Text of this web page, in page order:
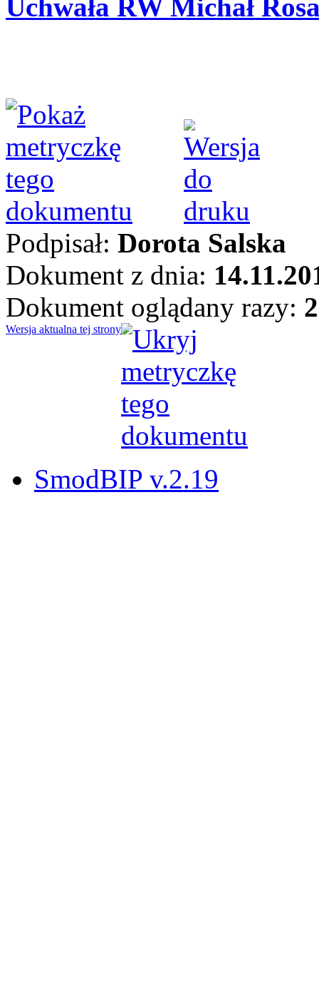
Uchwała RW Michał
Podpisał: Dorota Salska
Dokument z dnia:
Dokument oglądany razy:
Wersja aktualna tej strony
SmodBIP v.2.19